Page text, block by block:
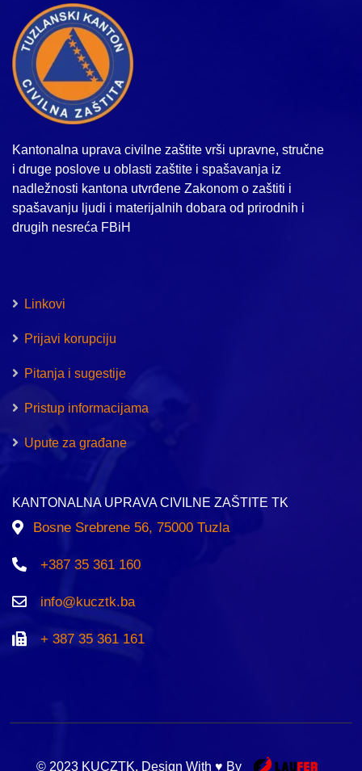
Kantonalna uprava civilne zaštite vrši upravne, stručne
i druge poslove u oblasti zaštite i spašavanja iz
nadležnosti kantona utvrđene Zakonom o zaštiti i
spašavanju ljudi i materijalnih dobara od prirodnih i
drugih nesreća FBiH
Linkovi
Prijavi korupciju
Pitanja i sugestije
Pristup informacijama
Upute za građane
KANTONALNA UPRAVA CIVILNE ZAŠTITE TK
Bosne Srebrene 56, 75000 Tuzla
+387 35 361 160
info@kucztk.ba
+ 387 35 361 161
© 2023 KUCZTK. Design With ♥ By